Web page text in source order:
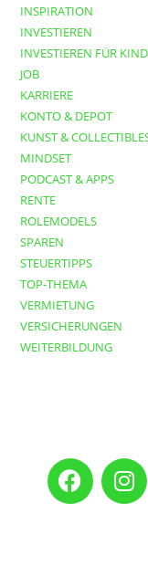
INSPIRATION
INVESTIEREN
INVESTIEREN FÜR
JOB
KARRIERE
KONTO & DEPOT
KUNST &
MINDSET
PODCAST & APPS
RENTE
ROLEMODELS
SPAREN
STEUERTIPPS
TOP-THEMA
VERMIETUNG
VERSICHERUNGEN
WEITERBILDUNG